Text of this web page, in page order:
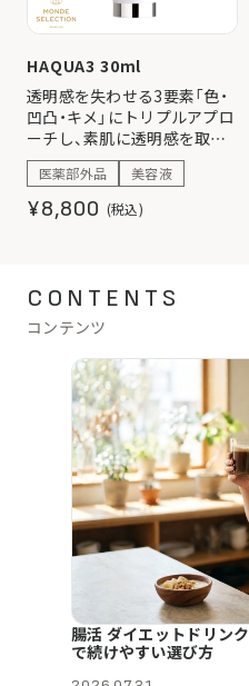
HAQUA3 30ml
透明感を失わせる3要素「色・
凹凸・キメ」にトリプルアプロ
ーチし、素肌に透明感を取り
戻す新発想の美白(*)美容液。
(*)メラニンの生成を抑え、シ
ミ・そばかすを防ぐ
医薬部外品 美容液
¥8,800 (税込)
CONTENTS
コンテンツ
腸活 ダイエットドリン
で続けやすい選び方